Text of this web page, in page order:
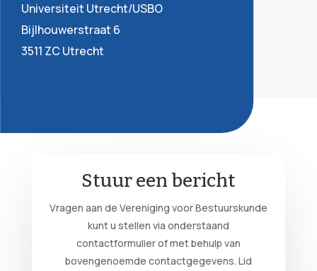
Universiteit Utrecht/USBO
Bijlhouwerstraat 6
3511 ZC Utrecht
Stuur een bericht
Vragen aan de Vereniging voor Bestuurskunde
kunt u stellen via onderstaand
contactformulier of met behulp van
bovengenoemde contactgegevens. Lid